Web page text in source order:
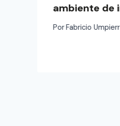
ambiente de
PorFabricio